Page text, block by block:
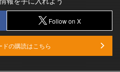
Follow on X
の購読はこちら